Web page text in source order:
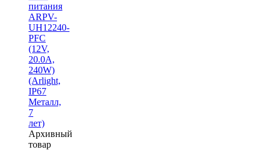
питания
ARPV-
UH12240-
PFC
(12V,
20.0A,
240W)
(Arlight,
IP67
Металл,
7
лет)
Архивный
товар